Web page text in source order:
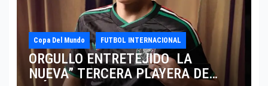
Copa Del Mundo FUTBOL INTERNACIONAL
ORGULLO ENTRETEJIDO LA
NUEVA” TERCERA PLAYERA DE